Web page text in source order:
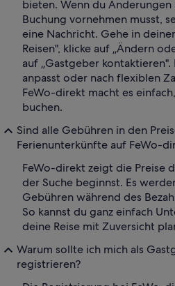
bieten. Wenn du
Buchung vornehmen musst,
eine Nachricht. Gehe in
Reisen", klicke auf „Ändern
auf „Gastgeber
anpasst oder nach flexiblen
FeWo-direkt macht es
buchen.
Sind alle Gebühren in den
Ferienunterkünfte auf FeWo-
FeWo-direkt zeigt die Preise
der Suche beginnst. Es
Gebühren während des
So kannst du ganz einfach
deine Reise mit Zuversicht
Warum sollte ich mich als
registrieren?